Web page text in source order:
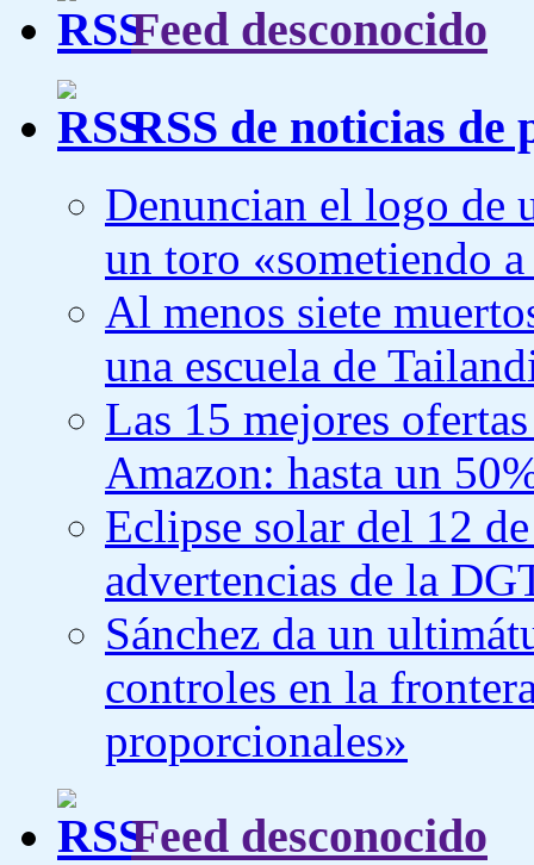
Feed desconocido
RSS de noticias de
Denuncian el logo de
un toro «sometiendo
Al menos siete
una escuela de
Las 15 mejores
Amazon: hasta un
Eclipse solar del 12
advertencias de la
Sánchez da un
controles en la
proporcionales»
Feed desconocido